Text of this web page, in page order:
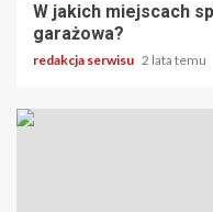
W jakich miejscach
garażowa?
redakcja serwisu 2 lata temu